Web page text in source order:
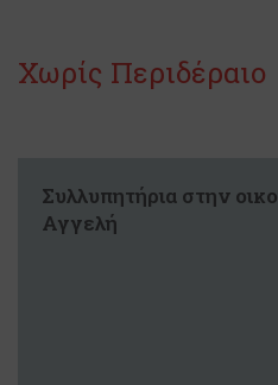
Χωρίς Περιδέραιο
Συλλυπητήρια στην
Αγγελή